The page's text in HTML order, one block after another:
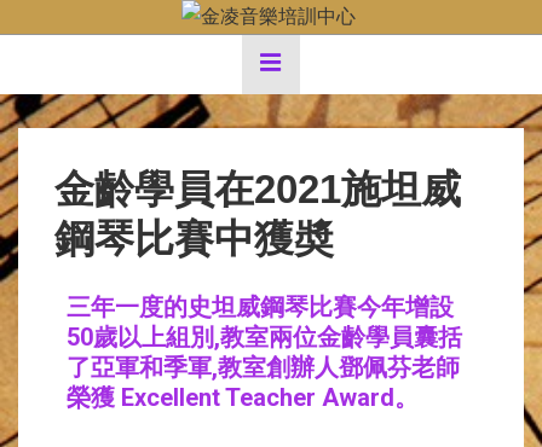
金齡學員在2021施坦威
鋼琴比賽中獲奬
三年一度的史坦威鋼琴比賽今年增設
50歲以上組別,教室兩位金齡學員囊括
了亞軍和季軍,教室創辦人鄧佩芬老師
榮獲 Excellent Teacher Award。